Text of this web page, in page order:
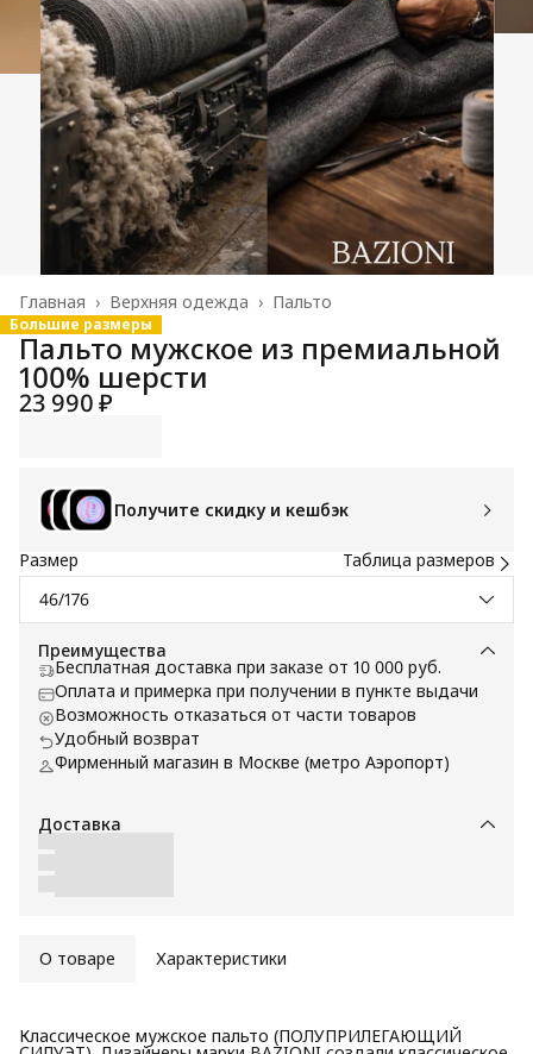
Пальто
Верхняя одежда ›
Главная ›
Большие размеры
Пальто мужское из премиальной
100% шерсти
23 990 ₽
Получите скидку и кешбэк
Размер
Таблица размеров
46/176
Преимущества
Бесплатная доставка при заказе от 10 000 руб.
Оплата и примерка при получении в пункте выдачи
Возможность отказаться от части товаров
Удобный возврат
Фирменный магазин в Москве (метро Аэропорт)
Доставка
О товаре Характеристики
Классическое мужское пальто (ПОЛУПРИЛЕГАЮЩИЙ